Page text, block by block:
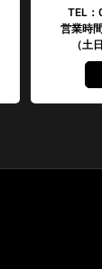
TEL
営業時
（土